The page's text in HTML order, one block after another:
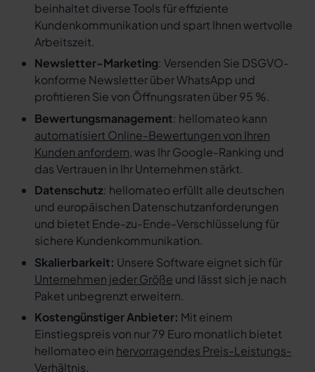
beinhaltet diverse Tools für effiziente
Kundenkommunikation und spart Ihnen wertvolle
Arbeitszeit.
Newsletter-Marketing: Versenden Sie DSGVO-
konforme Newsletter über WhatsApp und
profitieren Sie von Öffnungsraten über 95 %.
Bewertungsmanagement: hellomateo kann
automatisiert Online-Bewertungen von Ihren
Kunden anfordern, was Ihr Google-Ranking und
das Vertrauen in Ihr Unternehmen stärkt.
Datenschutz: hellomateo erfüllt alle deutschen
und europäischen Datenschutzanforderungen
und bietet Ende-zu-Ende-Verschlüsselung für
sichere Kundenkommunikation.
Skalierbarkeit: Unsere Software eignet sich für
Unternehmen jeder Größe und lässt sich je nach
Paket unbegrenzt erweitern.
Kostengünstiger Anbieter: Mit einem
Einstiegspreis von nur 79 Euro monatlich bietet
hellomateo ein hervorragendes Preis-Leistungs-
Verhältnis.